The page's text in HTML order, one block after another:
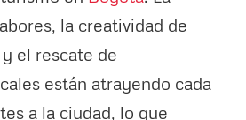
la creatividad de
el rescate de
están atrayendo cada
a la ciudad, lo que